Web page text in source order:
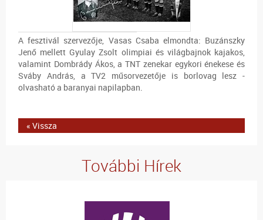
A fesztivál szervezője, Vasas Csaba elmondta: Buzánszky
Jenő mellett Gyulay Zsolt olimpiai és világbajnok kajakos,
valamint Dombrády Ákos, a TNT zenekar egykori énekese és
Sváby András, a TV2 műsorvezetője is borlovag lesz -
olvasható a baranyai napilapban.
« Vissza
További Hírek